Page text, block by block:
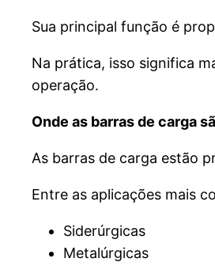
Sua principal função é
Na prática, isso significa
operação.
Onde as barras de carga
As barras de carga estão
Entre as aplicações mais
Siderúrgicas
Metalúrgicas